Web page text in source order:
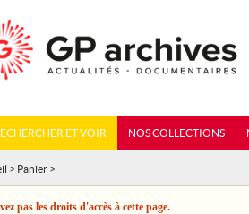
ET VOIR NOS COLLECTIONS
> Panier >
pas les droits d'accès à cette page.